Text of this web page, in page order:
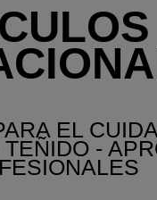
EL
-